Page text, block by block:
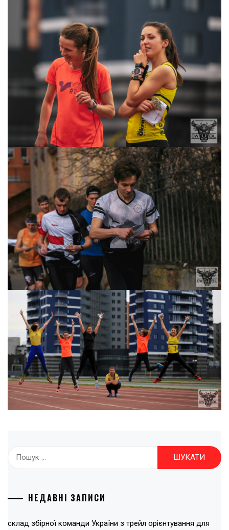
НЕДАВНІ ЗАПИСИ
склад збірної команди України з трейл орієнтування для